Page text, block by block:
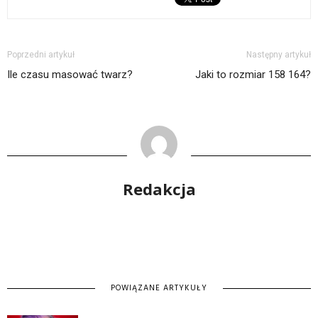
Poprzedni artykuł
Ile czasu masować twarz?
Następny artykuł
Jaki to rozmiar 158 164?
Redakcja
POWIĄZANE ARTYKUŁY